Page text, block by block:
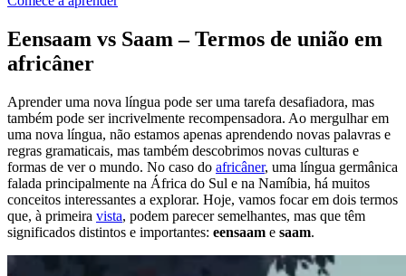
Eensaam vs Saam – Termos de união em
africâner
Aprender uma nova língua pode ser uma tarefa desafiadora, mas
também pode ser incrivelmente recompensadora. Ao mergulhar em
uma nova língua, não estamos apenas aprendendo novas palavras e
regras gramaticais, mas também descobrimos novas culturas e
formas de ver o mundo. No caso do africâner, uma língua germânica
falada principalmente na África do Sul e na Namíbia, há muitos
conceitos interessantes a explorar. Hoje, vamos focar em dois termos
que, à primeira vista, podem parecer semelhantes, mas que têm
significados distintos e importantes: eensaam e saam.